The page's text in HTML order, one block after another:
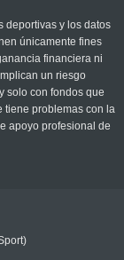
deportivas y los datos
únicamente fines
financiera ni
un riesgo
solo con fondos que
tiene problemas con la
apoyo profesional de